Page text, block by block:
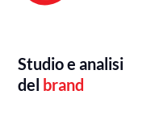
Studio e analisi
del brand